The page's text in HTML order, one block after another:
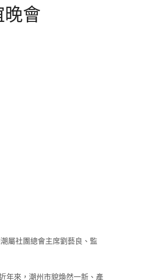
會
屬社團總會主席劉藝良、監
年來，潮州市貌煥然一新、產